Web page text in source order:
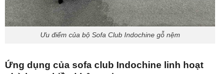
Ưu điểm của bộ Sofa Club Indochine gỗ nệm
Ứng dụng của sofa club Indochine linh hoạt